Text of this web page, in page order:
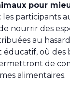
pour
: les participants
nourrir des
au
éducatif, où des
de
alimentaires.